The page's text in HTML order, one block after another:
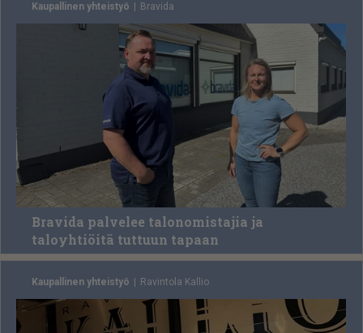
Kaupallinen yhteistyö Bra­vi­da
Bravida palvelee talonomistajia ja
taloyhtiöitä tuttuun tapaan
Kaupallinen yhteistyö Ra­vin­to­la Kal­lio